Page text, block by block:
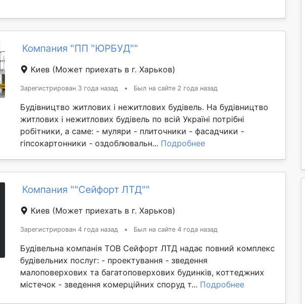
Компания "ПП "ЮРБУД""
Киев (Может приехать в г. Харьков)
Зарегистрирован 3 года назад • Был на сайте 2 года назад
Будівництво житлових і нежитлових будівель. На будівництво
житлових і нежитлових будівель по всій Україні потрібні
робітники, а саме: - муляри - плиточники - фасадчики -
гіпсокартонники - оздоблювальн... Подробнее
Компания ""Сейфорт ЛТД""
Киев (Может приехать в г. Харьков)
Зарегистрирован 4 года назад • Был на сайте 4 года назад
Будівельна компанія ТОВ Сейфорт ЛТД надає повний комплекс
будівельних послуг: - проектування - зведення
малоповерхових та багатоповерхових будинків, коттеджних
містечок - зведення комерційних споруд т... Подробнее